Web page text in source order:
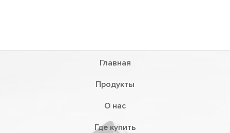
Главная
Продукты
О нас
Где купить